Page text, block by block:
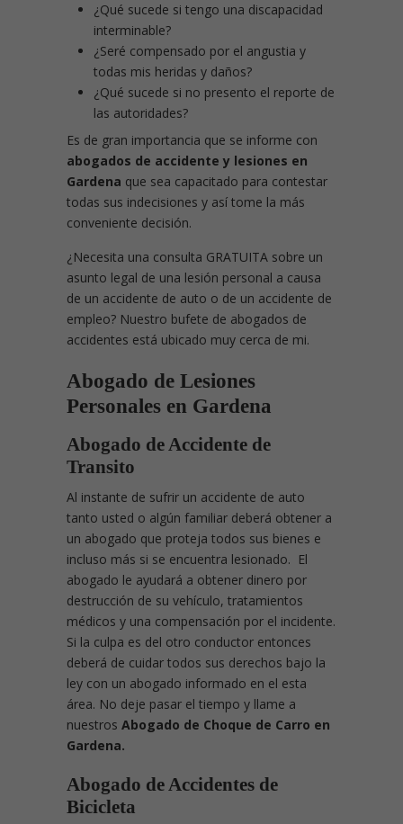
¿Qué sucede si tengo una discapacidad
interminable?
¿Seré compensado por el angustia y
todas mis heridas y daños?
¿Qué sucede si no presento el reporte de
las autoridades?
Es de gran importancia que se informe con
abogados de accidente y lesiones en
Gardena que sea capacitado para contestar
todas sus indecisiones y así tome la más
conveniente decisión.
¿Necesita una consulta GRATUITA sobre un
asunto legal de una lesión personal a causa
de un accidente de auto o de un accidente de
empleo? Nuestro bufete de abogados de
accidentes está ubicado muy cerca de mi.
Abogado de Lesiones
Personales en Gardena
Abogado de Accidente de
Transito
Al instante de sufrir un accidente de auto
tanto usted o algún familiar deberá obtener a
un abogado que proteja todos sus bienes e
incluso más si se encuentra lesionado. El
abogado le ayudará a obtener dinero por
destrucción de su vehículo, tratamientos
médicos y una compensación por el incidente.
Si la culpa es del otro conductor entonces
deberá de cuidar todos sus derechos bajo la
ley con un abogado informado en el esta
área. No deje pasar el tiempo y llame a
nuestros Abogado de Choque de Carro en
Gardena.
Abogado de Accidentes de
Bicicleta